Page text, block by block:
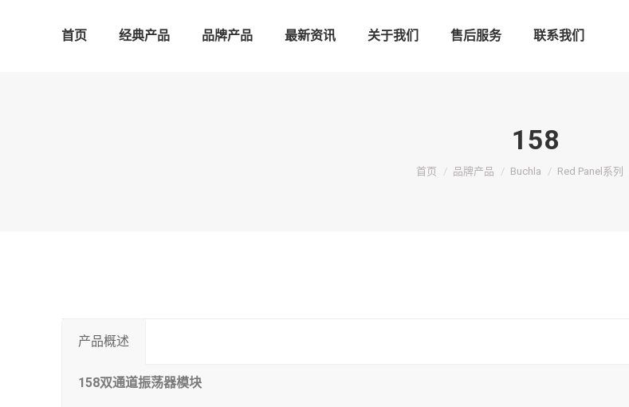
首页 经典产品 品牌产品 最新资讯 关于我们 售后服务 联系我们
158
您在这里：
首页 品牌产品 Buchla Red Panel系列
产品概述
158双通道振荡器模块